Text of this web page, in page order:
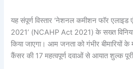
यह संपूर्ण विस्तार ‘नेशनल कमीशन फॉर
2021’ (NCAHP Act 2021) के सख्त
किया जाएगा। आम जनता को गंभीर बीमारियों
कैंसर की 17 महत्वपूर्ण दवाओं से आयात शुल्क पूरी